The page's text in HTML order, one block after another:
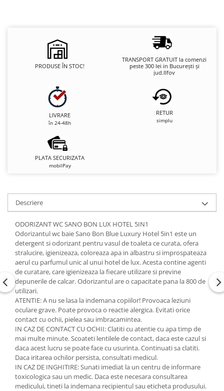
PRODUSE ÎN STOC!
TRANSPORT GRATUIT la comenzi
peste 300 lei in București și
jud.Ilfov
LIVRARE
în 24-48h
RETUR
simplu
PLATA SECURIZATA
mobilPay
Descriere
ODORIZANT WC SANO BON LUX HOTEL 5IN1
Odorizantul wc baie Sano Bon Blue Luxury Hotel 5in1 este un
detergent si odorizant pentru vasul de toaleta ce curata, ofera
stralucire, igienizeaza, coloreaza apa in albastru si improspateaza
aerul cu parfumul unic al unui hotel de lux. Acesta contine agenti
de curatare, care igienizeaza la fiecare utilizare si previne
depunerile de calcar. Odorizantul are o capacitate pana la 800 de
utilizari.
ATENTIE: A nu se lasa la indemana copiilor! Provoaca leziuni
oculare grave. Poate provoca o reactie alergica. Evitati orice
contact cu ochii, pielea sau imbracamintea.
IN CAZ DE CONTACT CU OCHII: Clatiti cu atentie cu apa timp de
mai multe minute. Scoateti lentilele de contact, daca este cazul si
daca acest lucru se poate face cu usurinta. Continuati sa clatiti.
Daca iritarea ochilor persista, consultati medicul.
IN CAZ DE INGHITIRE: Sunati imediat la un centru de informare
toxicologica sau un medic. Daca este necesara consultarea
medicului, tineti la indemana recipientul sau eticheta produsului.